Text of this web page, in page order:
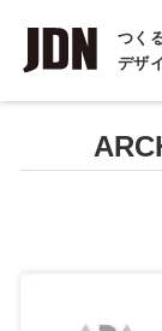
つく
デザ
インタビュ
レポート